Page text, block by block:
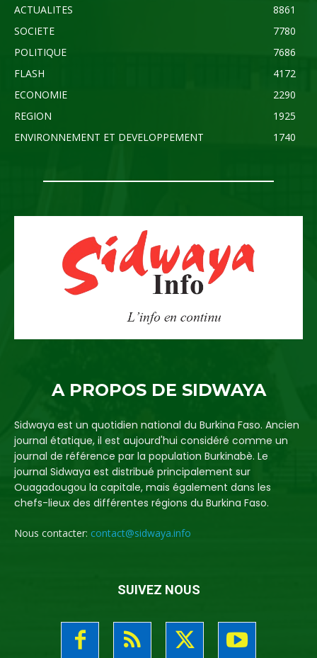
ACTUALITES
8861
SOCIETE
7780
POLITIQUE
7686
FLASH
4172
ECONOMIE
2290
REGION
1925
ENVIRONNEMENT ET DEVELOPPEMENT
1740
A PROPOS DE SIDWAYA
Sidwaya est un quotidien national du Burkina Faso. Ancien
journal étatique, il est aujourd'hui considéré comme un
journal de référence par la population Burkinabè. Le
journal Sidwaya est distribué principalement sur
Ouagadougou la capitale, mais également dans les
chefs-lieux des différentes régions du Burkina Faso.
Nous contacter: contact@sidwaya.info
SUIVEZ NOUS